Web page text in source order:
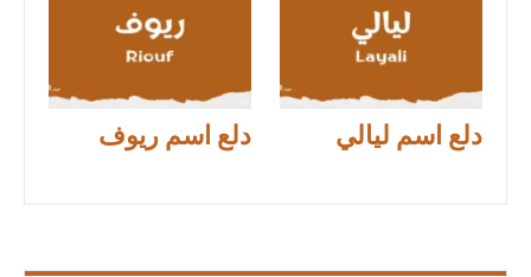
دلع اسم ليالي دلع اسم ريوف